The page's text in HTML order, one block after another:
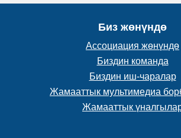
Биз жөнүндө
Ассоциация жөнүндө
Биздин команда
Биздин иш-чаралар
Жамааттык мультимедиа
Жамааттык